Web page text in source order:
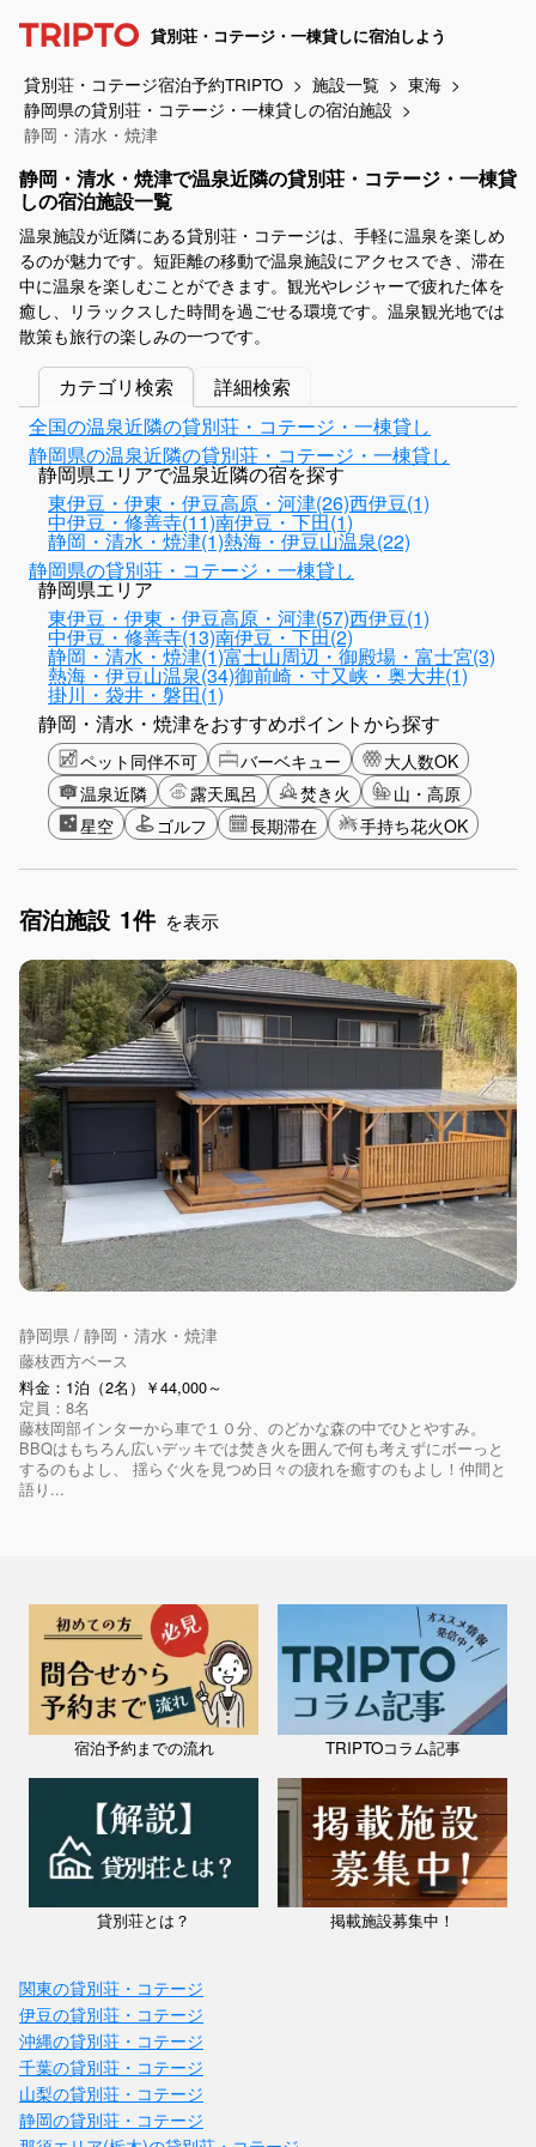
貸別荘・コテージ・一棟貸しに宿泊しよう
貸別荘・コテージ宿泊予約TRIPTO 施設一覧
東海
静岡県の貸別荘・コテージ・一棟貸しの宿泊施設
静岡・清水・焼津
静岡・清水・焼津で温泉近隣の貸別荘・コテージ・一棟貸
しの宿泊施設一覧
温泉施設が近隣にある貸別荘・コテージは、手軽に温泉を楽しめ
るのが魅力です。短距離の移動で温泉施設にアクセスでき、滞在
中に温泉を楽しむことができます。観光やレジャーで疲れた体を
癒し、リラックスした時間を過ごせる環境です。温泉観光地では
散策も旅行の楽しみの一つです。
カテゴリ検索
詳細検索
全国の温泉近隣の貸別荘・コテージ・一棟貸し
静岡県の温泉近隣の貸別荘・コテージ・一棟貸し
静岡県エリアで温泉近隣の宿を探す
東伊豆・伊東・伊豆高原・河津(26)西伊豆(1)
中伊豆・修善寺(11)南伊豆・下田(1)
静岡・清水・焼津(1)熱海・伊豆山温泉(22)
静岡県の貸別荘・コテージ・一棟貸し
静岡県エリア
東伊豆・伊東・伊豆高原・河津(57)西伊豆(1)
中伊豆・修善寺(13)南伊豆・下田(2)
静岡・清水・焼津(1)富士山周辺・御殿場・富士宮(3)
熱海・伊豆山温泉(34)御前崎・寸又峡・奥大井(1)
掛川・袋井・磐田(1)
静岡・清水・焼津をおすすめポイントから探す
ペット同伴不可 バーベキュー
大人数OK
温泉近隣
露天風呂 焚き火
山・高原
星空
ゴルフ 長期滞在 手持ち花火OK
宿泊施設 1件 を表示
静岡県 / 静岡・清水・焼津
藤枝西方ベース
料金：1泊（2名）￥44,000～
定員：8名
藤枝岡部インターから車で１０分、のどかな森の中でひとやすみ。
BBQはもちろん広いデッキでは焚き火を囲んで何も考えずにボーっと
するのもよし、 揺らぐ火を見つめ日々の疲れを癒すのもよし！仲間と
語り...
宿泊予約までの流れ TRIPTOコラム記事
貸別荘とは？ 掲載施設募集中！
関東の貸別荘・コテージ
伊豆の貸別荘・コテージ
沖縄の貸別荘・コテージ
千葉の貸別荘・コテージ
山梨の貸別荘・コテージ
静岡の貸別荘・コテージ